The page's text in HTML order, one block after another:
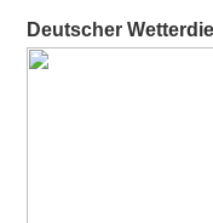
Deutscher